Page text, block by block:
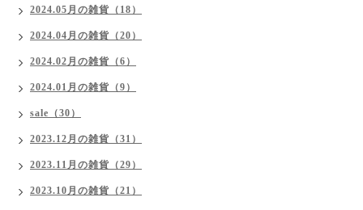
2024.05月の雑貨（18）
2024.04月の雑貨（20）
2024.02月の雑貨（6）
2024.01月の雑貨（9）
sale（30）
2023.12月の雑貨（31）
2023.11月の雑貨（29）
2023.10月の雑貨（21）